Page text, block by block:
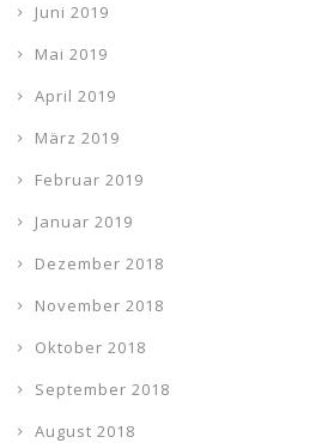
Juni 2019
Mai 2019
April 2019
März 2019
Februar 2019
Januar 2019
Dezember 2018
November 2018
Oktober 2018
September 2018
August 2018